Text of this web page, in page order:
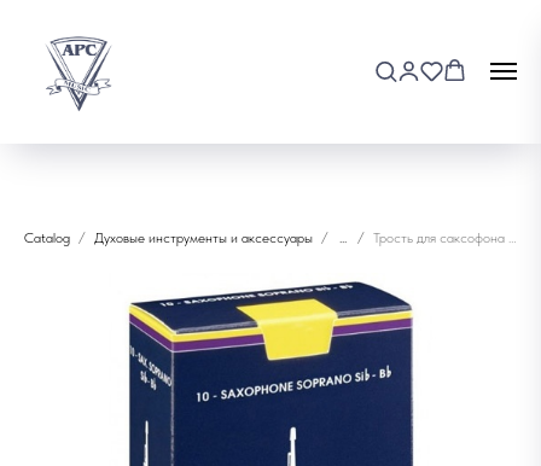
Catalog Духовые инструменты и аксессуары ... Трость для саксофона сопрано Vandoren SR203 3"